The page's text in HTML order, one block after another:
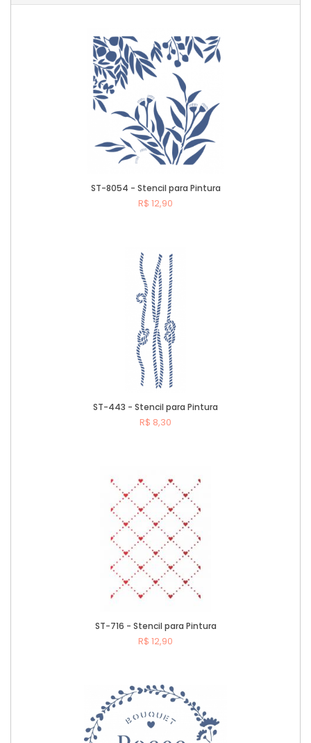
ST-8054 - Stencil para Pintura
R$ 12,90
ST-443 - Stencil para Pintura
R$ 8,30
ST-716 - Stencil para Pintura
R$ 12,90